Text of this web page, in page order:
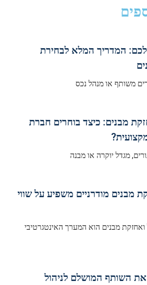
המדריך המלא לבחירת
משותף או מנהל נכס
מבנים: כיצד בוחרים חברת
מגדל יוקרה או מבנה
מבנים מודרניים משפיע על שווי
ואחזקת מבנים הוא המערך האינטגרטיבי
את השותף המושלם לניהול